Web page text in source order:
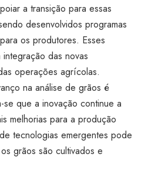
a transição para essas
desenvolvidos programas
os produtores. Esses
das novas
operações agrícolas.
na análise de grãos é
que a inovação continue a
melhorias para a produção
tecnologias emergentes pode
grãos são cultivados e